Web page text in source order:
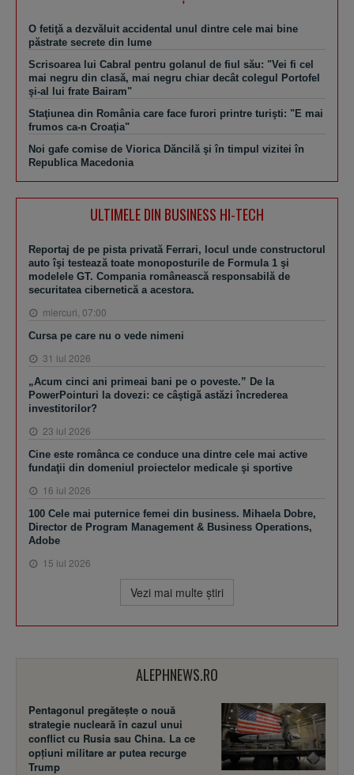
O fetiţă a dezvăluit accidental unul dintre cele mai bine
păstrate secrete din lume
Scrisoarea lui Cabral pentru golanul de fiul său: "Vei fi cel
mai negru din clasă, mai negru chiar decât colegul Portofel
şi-al lui frate Bairam"
Staţiunea din România care face furori printre turişti: "E mai
frumos ca-n Croaţia"
Noi gafe comise de Viorica Dăncilă şi în timpul vizitei în
Republica Macedonia
ULTIMELE DIN BUSINESS HI-TECH
Reportaj de pe pista privată Ferrari, locul unde constructorul
auto îşi testează toate monoposturile de Formula 1 şi
modelele GT. Compania românească responsabilă de
securitatea cibernetică a acestora.
miercuri, 07:00
Cursa pe care nu o vede nimeni
31 iul 2026
„Acum cinci ani primeai bani pe o poveste.” De la
PowerPointuri la dovezi: ce câştigă astăzi încrederea
investitorilor?
23 iul 2026
Cine este românca ce conduce una dintre cele mai active
fundaţii din domeniul proiectelor medicale şi sportive
16 iul 2026
100 Cele mai puternice femei din business. Mihaela Dobre,
Director de Program Management & Business Operations,
Adobe
15 iul 2026
Vezi mai multe ştiri
ALEPHNEWS.RO
Pentagonul pregătește o nouă
strategie nucleară în cazul unui
conflict cu Rusia sau China. La ce
opțiuni militare ar putea recurge
Trump